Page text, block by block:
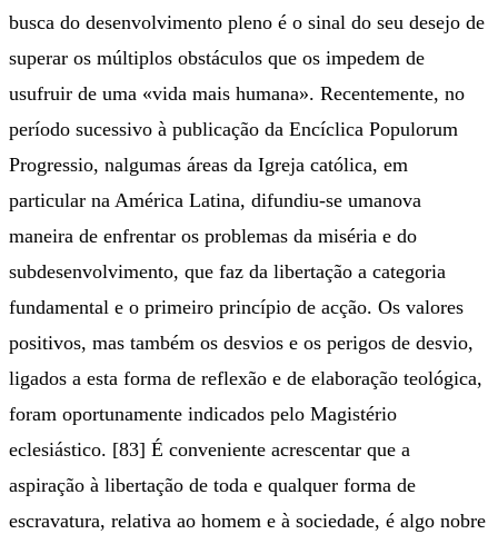
busca do desenvolvimento pleno é o sinal do seu desejo de
superar os múltiplos obstáculos que os impedem de
usufruir de uma «vida mais humana». Recentemente, no
período sucessivo à publicação da Encíclica Populorum
Progressio, nalgumas áreas da Igreja católica, em
particular na América Latina, difundiu-se umanova
maneira de enfrentar os problemas da miséria e do
subdesenvolvimento, que faz da libertação a categoria
fundamental e o primeiro princípio de acção. Os valores
positivos, mas também os desvios e os perigos de desvio,
ligados a esta forma de reflexão e de elaboração teológica,
foram oportunamente indicados pelo Magistério
eclesiástico. [83] É conveniente acrescentar que a
aspiração à libertação de toda e qualquer forma de
escravatura, relativa ao homem e à sociedade, é algo nobre